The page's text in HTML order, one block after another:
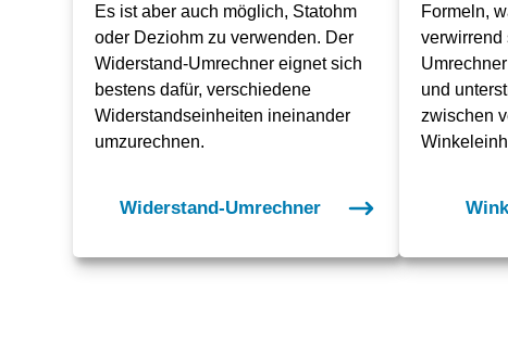
Es ist aber auch möglich, Statohm
oder Deziohm zu verwenden. Der
Widerstand-Umrechner eignet sich
bestens dafür, verschiedene
Widerstandseinheiten ineinander
umzurechnen.
Widerstand-Umrechner
Formeln,
verwirrend
und
zwischen